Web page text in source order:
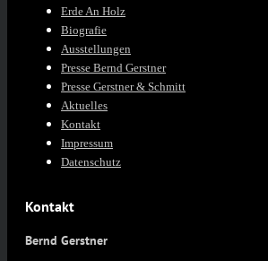
Erde An Holz
Biografie
Ausstellungen
Presse Bernd Gerstner
Presse Gerstner & Schmitt
Aktuelles
Kontakt
Impressum
Datenschutz
Kontakt
Bernd Gerstner